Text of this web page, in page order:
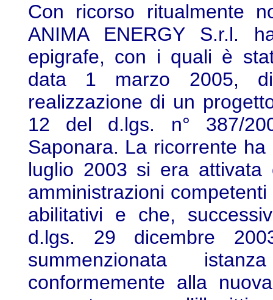
Con ricorso ritualmente
ANIMA ENERGY S.r.l.
epigrafe, con i quali è
data 1 marzo 2005,
realizzazione di un
12 del d.lgs. n° 387/
Saponara. La ricorrente
luglio 2003 si era attivata
amministrazioni
abilitativi e che,
d.lgs. 29 dicembre
summenzionata
conformemente alla